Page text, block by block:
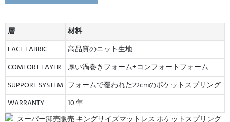
層
材料
FACE FABRIC
高品質のニット生地
COMFORT LAYER
厚い渦巻きフォーム+コンフォートフォーム
SUPPORT SYSTEM フォームで覆われた22cmのポケットスプリング
WARRANTY
10 年